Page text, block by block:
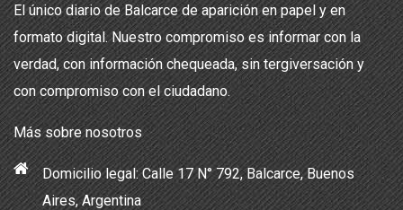
El único diario de Balcarce de aparición en papel y en
formato digital. Nuestro compromiso es informar con la
verdad, con información chequeada, sin tergiversación y
con compromiso con el ciudadano.
Más sobre nosotros
Domicilio legal: Calle 17 N° 792, Balcarce, Buenos
Aires, Argentina